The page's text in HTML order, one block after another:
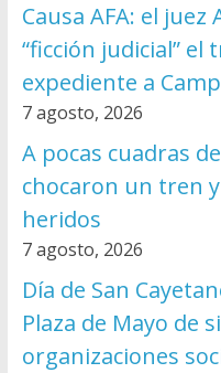
Causa AFA: el
“ficción judicial” el
expediente a
7 agosto, 2026
A pocas cuadras
chocaron un tren
heridos
7 agosto, 2026
Día de San
Plaza de Mayo de
organizaciones